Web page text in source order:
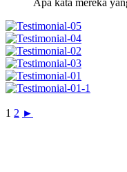
Apa kata mereka
1 2 ►